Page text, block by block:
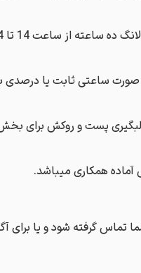
مسلط به اندو 6 و 7 و جراحی و قالبگیری
آماده همکاری میباشد.
تماس گرفته شود و یا برای